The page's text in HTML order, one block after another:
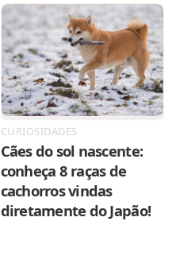
CURIOSIDADES
Cães do sol nascente:
conheça 8 raças de
cachorros vindas
diretamente do Japão!